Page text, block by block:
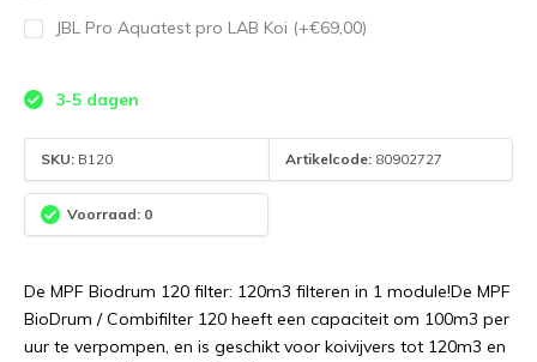
JBL Pro Aquatest pro LAB Koi (+€69,00)
3-5 dagen
SKU: B120 Artikelcode: 80902727
Voorraad: 0
De MPF Biodrum 120 filter: 120m3 filteren in 1 module!De MPF
BioDrum / Combifilter 120 heeft een capaciteit om 100m3 per
uur te verpompen, en is geschikt voor koivijvers tot 120m3 en